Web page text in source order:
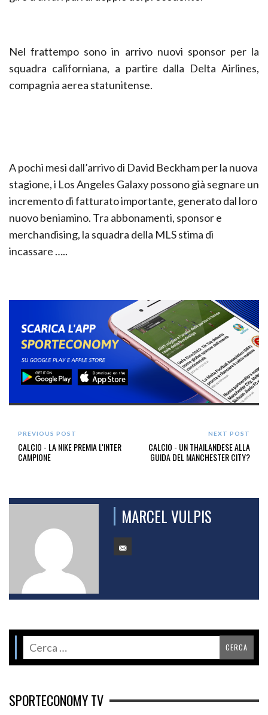
Nel frattempo sono in arrivo nuovi sponsor per la
squadra californiana, a partire dalla Delta Airlines,
compagnia aerea statunitense.
A pochi mesi dall’arrivo di David Beckham per la nuova
stagione, i Los Angeles Galaxy possono già segnare un
incremento di fatturato importante, generato dal loro
nuovo beniamino. Tra abbonamenti, sponsor e
merchandising, la squadra della MLS stima di
incassare …..
PREVIOUS POST
CALCIO - LA NIKE PREMIA L'INTER
CAMPIONE
NEXT POST
CALCIO - UN THAILANDESE ALLA
GUIDA DEL MANCHESTER CITY?
MARCEL VULPIS
SPORTECONOMY TV